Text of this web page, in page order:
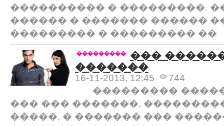
���������� � ���������.
������ � ������� ������
��������� � ��������� ��
���������
���
�������
16-11-2013, 12:45
744
���������
��� ��� �������,
�����, � ������� ���